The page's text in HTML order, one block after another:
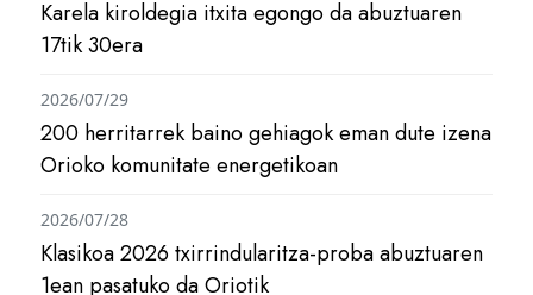
Karela kiroldegia itxita egongo da abuztuaren
17tik 30era
200 herritarrek baino gehiagok eman dute izena
Orioko komunitate energetikoan
2026/07/29
Klasikoa 2026 txirrindularitza-proba abuztuaren
1ean pasatuko da Oriotik
2026/07/28